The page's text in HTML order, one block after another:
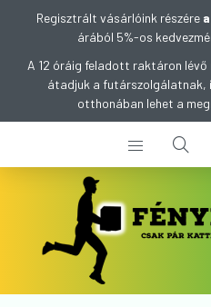
Regisztrált vásárlóink részére
árából 5%-os
A 12 óráig feladott raktáron lévő
átadjuk a futárszolgálatnak,
otthonában lehet a